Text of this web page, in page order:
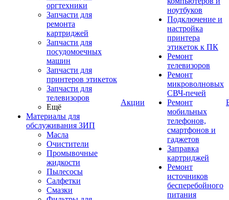
оргтехники
Запчасти для
ремонта
картриджей
Запчасти для
посудомоечных
машин
Запчасти для
принтеров этикеток
Запчасти для
телевизоров
Ещё
Материалы для
обслуживания ЗИП
Масла
Очистители
Промывочные
жидкости
Пылесосы
Салфетки
Смазки
Акции
ноутбуков
Подключение и
настройка
принтера
этикеток к ПК
Ремонт
телевизоров
Ремонт
микроволновых
СВЧ-печей
Ремонт
мобильных
телефонов,
смартфонов и
гаджетов
Заправка
картриджей
Ремонт
источников
бесперебойного
питания